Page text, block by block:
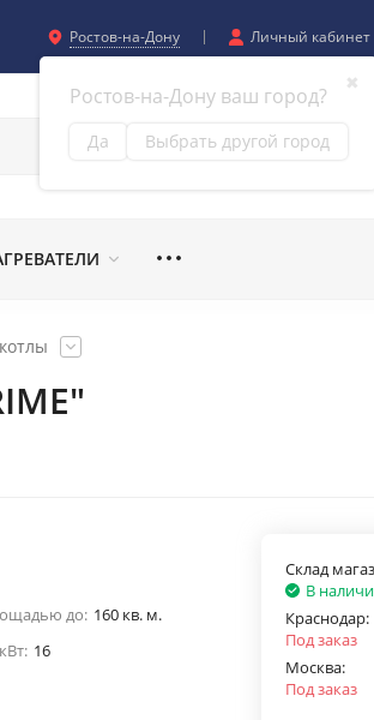
Ростов-на-Дону
✖
Ростов-на-Дону ваш город?
Да Выбрать другой город
Личный кабинет
до: 160 кв. м.
16
Склад
В
Краснодар:
Под заказ
Москва:
Под заказ